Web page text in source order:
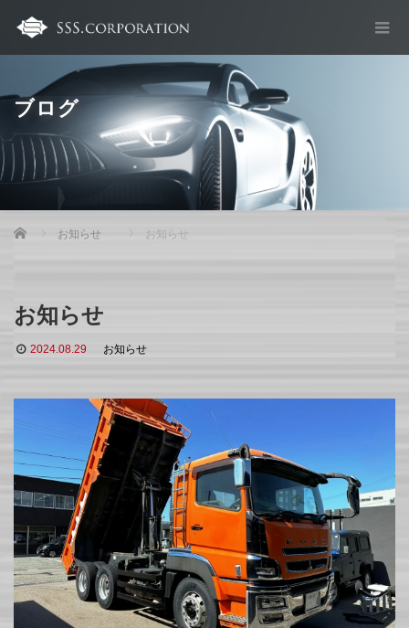
ブログ
Home お知らせ お知らせ
お知らせ
2024.08.29 お知らせ